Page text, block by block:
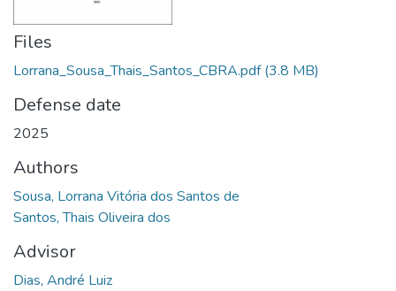
Files
Lorrana_Sousa_Thais_Santos_CBRA.pdf(3.8 MB)
Defense date
2025
Authors
Sousa, Lorrana Vitória dos Santos de
Santos, Thais Oliveira dos
Advisor
Dias, André Luiz